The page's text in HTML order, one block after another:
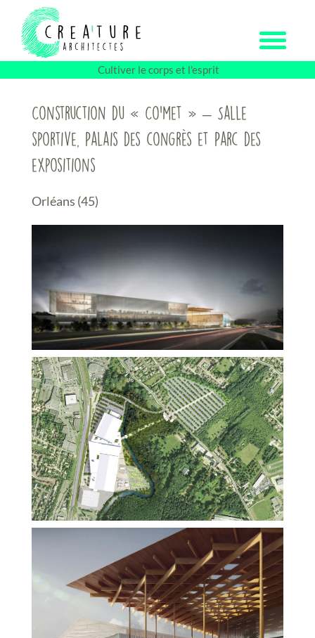
Passer
contenu
Cultiver le corps et l'esprit
Construction du « Co’met » – Salle
sportive, Palais des congrès et Parc des
expositions
Orléans (45)